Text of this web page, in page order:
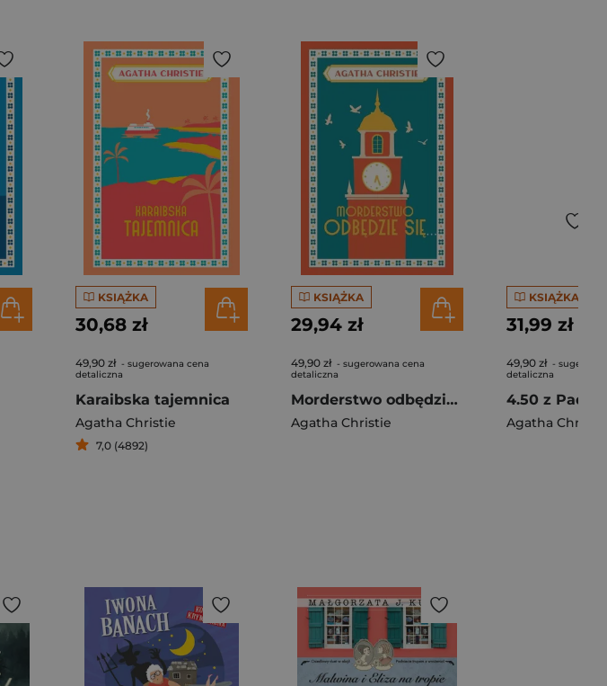
KSIĄŻKA
30,68 zł
49,90 zł - sugerowana cena
detaliczna
Karaibska tajemnica
Agatha Christie
7,0 (4892)
KSIĄŻKA
29,94 zł
49,90 zł - sugerowana cena
detaliczna
Morderstwo odbędzie się
Agatha Christie
KSIĄŻKA
31,99 zł
49,90 zł -
detaliczna
4.50 z
Agatha Christie